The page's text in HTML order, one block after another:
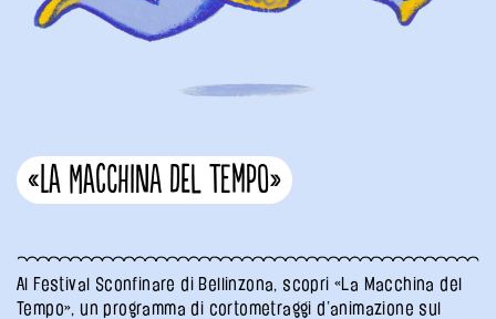
«La Macchina del Tempo»
Al Festival Sconfinare di Bellinzona, scopri «La Macchina del
Tempo», un programma di cortometraggi d’animazione sul